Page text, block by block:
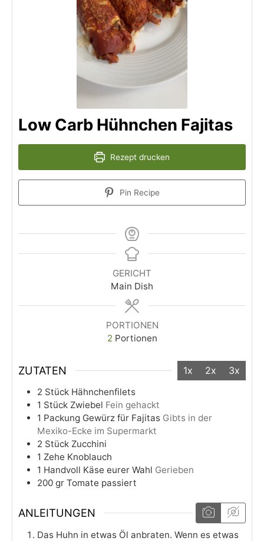
Low Carb Hühnchen Fajitas
Rezept drucken
Pin Recipe
GERICHT
Main Dish
PORTIONEN
2 Portionen
ZUTATEN 1x 2x 3x
2 Stück Hähnchenfilets
1 Stück Zwiebel Fein gehackt
1 Packung Gewürz für Fajitas Gibts in der
Mexiko-Ecke im Supermarkt
2 Stück Zucchini
1 Zehe Knoblauch
1 Handvoll Käse eurer Wahl Gerieben
200 gr Tomate passiert
ANLEITUNGEN
Das Huhn in etwas Öl anbraten. Wenn es etwas